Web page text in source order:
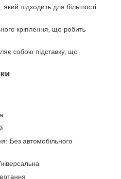
підходить для більшості
кріплення, що робить
собою підставку, що
Без автомобільного